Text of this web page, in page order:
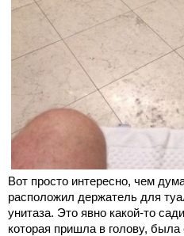
Вот просто интересно, чем
расположил держатель для
унитаза. Это явно какой-то
которая пришла в голову,